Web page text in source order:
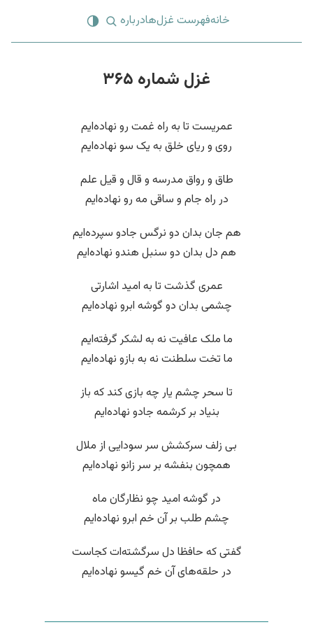
خانهفهرست غزل‌هادرباره
غزل شماره ۳۶۵
عمریست تا به راه غمت رو نهاده‌ایم
روی و ریای خلق به یک سو نهاده‌ایم
طاق و رواق مدرسه و قال و قیل علم
در راه جام و ساقی مه رو نهاده‌ایم
هم جان بدان دو نرگس جادو سپرده‌ایم
هم دل بدان دو سنبل هندو نهاده‌ایم
عمری گذشت تا به امید اشارتی
چشمی بدان دو گوشه ابرو نهاده‌ایم
ما ملک عافیت نه به لشکر گرفته‌ایم
ما تخت سلطنت نه به بازو نهاده‌ایم
تا سحر چشم یار چه بازی کند که باز
بنیاد بر کرشمه جادو نهاده‌ایم
بی زلف سرکشش سر سودایی از ملال
همچون بنفشه بر سر زانو نهاده‌ایم
در گوشه امید چو نظارگان ماه
چشم طلب بر آن خم ابرو نهاده‌ایم
گفتی که حافظا دل سرگشته‌ات کجاست
در حلقه‌های آن خم گیسو نهاده‌ایم